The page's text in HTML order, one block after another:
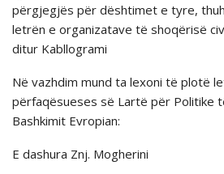
përgjegjës për dështimet e tyre,
letrёn e organizatave tё shoqërisë
ditur Kabllogrami
Nё vazhdim mund ta lexoni tё plotё
përfaqësueses së Lartë për Politike
Bashkimit Evropian:
E dashura Znj. Mogherini